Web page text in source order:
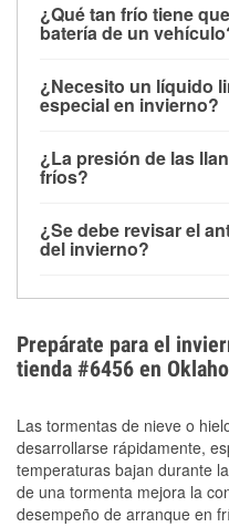
¿Qué tan frío tiene
batería de un
debajo de los 32 °F y
su potencia de
arranque.
¿Necesito un líquido
especial en invierno?
la congelación y ayuda
derretida en la
¿La presión de las
fríos?
alrededor de 1 PSI por
temperatura. Puedes
¿Se debe revisar el
del invierno?
el sobrecalentamiento
extremo. Aprende
anticongelante en
Prepárate para el
tienda #6456 en
Las tormentas de nieve o
desarrollarse rápidamente,
temperaturas bajan durante
de una tormenta mejora la
desempeño de arranque en